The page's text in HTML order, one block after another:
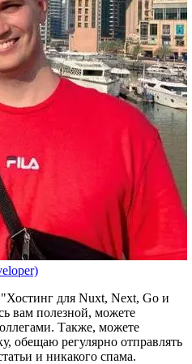
"Хостинг для Nuxt, Next, Go и
вам полезной, можете
Также, можете
, обещаю регулярно отправлять
и никакого спама.